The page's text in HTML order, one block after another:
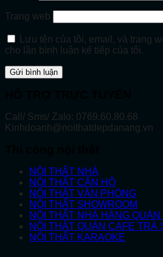
Trang web
Lưu tên của tôi, email, và trang
cho lần bình luận kế tiếp của tôi.
Call/ Sms/ Zalo: 0769.60.80.68
Kinhdoanh@noithatdepdanang.vn
NỘI THẤT NHÀ
NỘI THẤT CĂN HỘ
NỘI THẤT VĂN PHÒNG
NỘI THẤT SHOWROOM
NỘI THẤT NHÀ HÀNG QUÁN
NỘI THẤT QUÁN CAFE TRÀ
NỘI THẤT KARAOKE